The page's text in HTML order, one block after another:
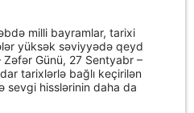
milli bayramlar, tarixi
yüksək səviyyədə qeyd
Günü, 27 Sentyabr –
tarixlərlə bağlı keçirilən
sevgi hisslərinin daha da